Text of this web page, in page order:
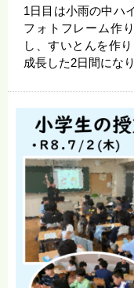
1日目は小雨の中ハ
フォトフレーム作
し、すいとんを作
成長した2日間にな